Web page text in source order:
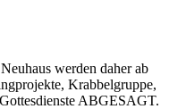
werden daher ab
Krabbelgruppe,
ABGESAGT.